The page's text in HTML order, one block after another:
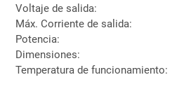
Voltaje de salida:
Máx. Corriente de salida:
Potencia:
Dimensiones:
Temperatura de funcionamiento: